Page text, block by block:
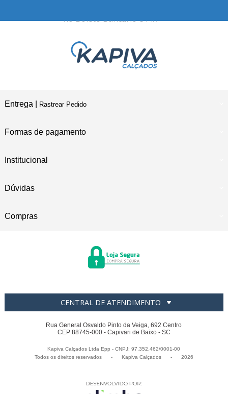
no Boleto Bancário e Pix
Entrega | Rastrear Pedido
Formas de pagamento
Institucional
Dúvidas
Compras
CENTRAL DE ATENDIMENTO
Rua General Osvaldo Pinto da Veiga, 692 Centro
CEP 88745-000 - Capivari de Baixo - SC
Kapiva Calçados Ltda Epp - CNPJ: 97.352.462/0001-00
Todos os direitos reservados
- Kapiva Calçados - 2026